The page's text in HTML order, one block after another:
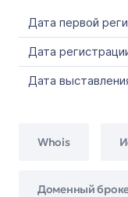
Дата первой
Дата
Дата
Whois
Доменный